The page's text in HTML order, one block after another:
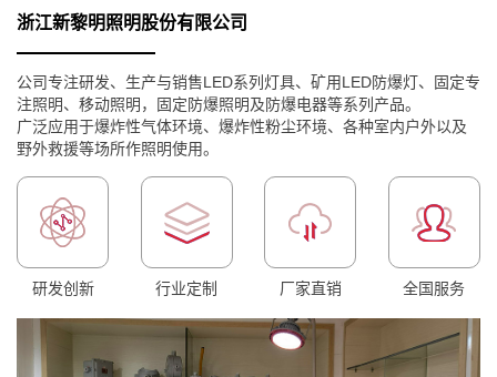
浙江新黎明照明股份有限公司
公司专注研发、生产与销售LED系列灯具、矿用LED防爆灯、固定专
注照明、移动照明，固定防爆照明及防爆电器等系列产品。
广泛应用于爆炸性气体环境、爆炸性粉尘环境、各种室内户外以及
野外救援等场所作照明使用。
研发创新 行业定制 厂家直销 全国服务